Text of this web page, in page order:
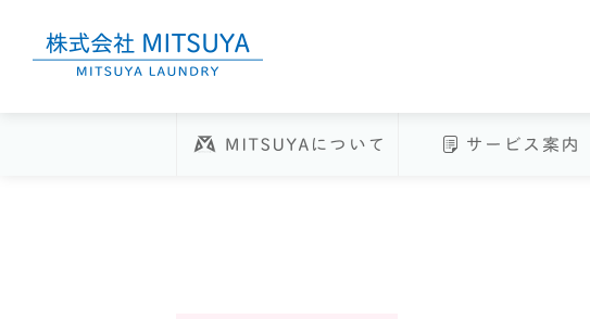
MITSUYAについて